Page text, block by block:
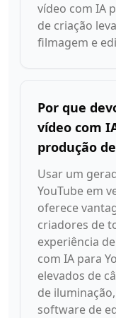
vídeo com IA
de criação
filmagem e
Por que
vídeo com
produção
Usar um
YouTube em
oferece
criadores de
experiência
com IA para
elevados de
de
software de